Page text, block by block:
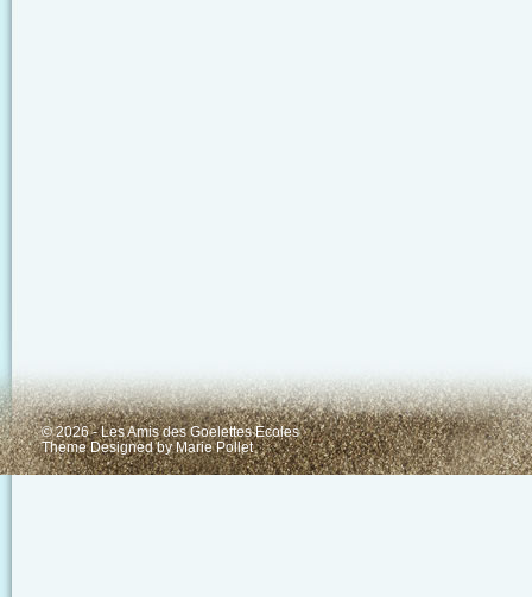
© 2026 - Les Amis des Goelettes Ecoles
Theme Designed byMarie Pollet